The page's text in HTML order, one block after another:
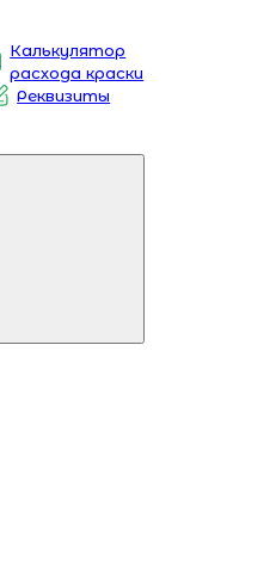
Калькулятор
расхода краски
Реквизиты